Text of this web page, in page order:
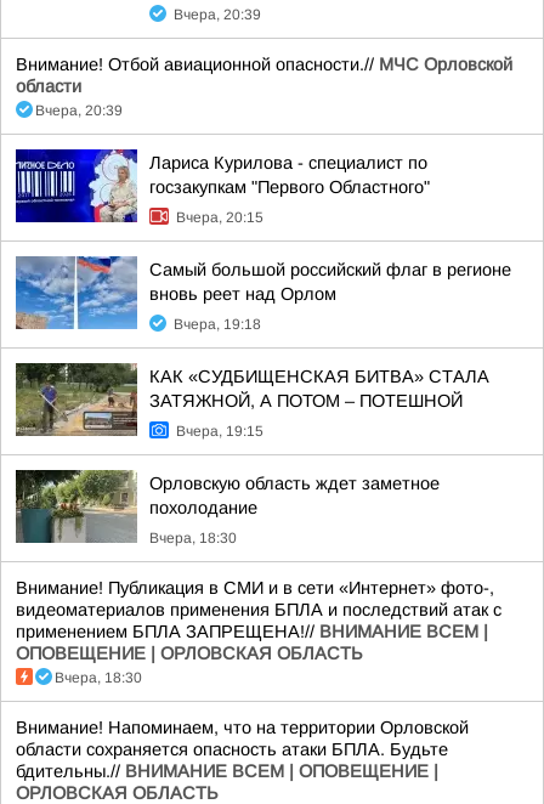
Вчера, 20:39
Внимание! Отбой авиационной опасности.// МЧС Орловской
области
Вчера, 20:39
Лариса Курилова - специалист по
госзакупкам "Первого Областного"
Вчера, 20:15
Самый большой российский флаг в регионе
вновь реет над Орлом
Вчера, 19:18
КАК «СУДБИЩЕНСКАЯ БИТВА» СТАЛА
ЗАТЯЖНОЙ, А ПОТОМ – ПОТЕШНОЙ
Вчера, 19:15
Орловскую область ждет заметное
похолодание
Вчера, 18:30
Внимание! Публикация в СМИ и в сети «Интернет» фото-,
видеоматериалов применения БПЛА и последствий атак с
применением БПЛА ЗАПРЕЩЕНА!// ВНИМАНИЕ ВСЕМ |
ОПОВЕЩЕНИЕ | ОРЛОВСКАЯ ОБЛАСТЬ
Вчера, 18:30
Внимание! Напоминаем, что на территории Орловской
области сохраняется опасность атаки БПЛА. Будьте
бдительны.// ВНИМАНИЕ ВСЕМ | ОПОВЕЩЕНИЕ |
ОРЛОВСКАЯ ОБЛАСТЬ